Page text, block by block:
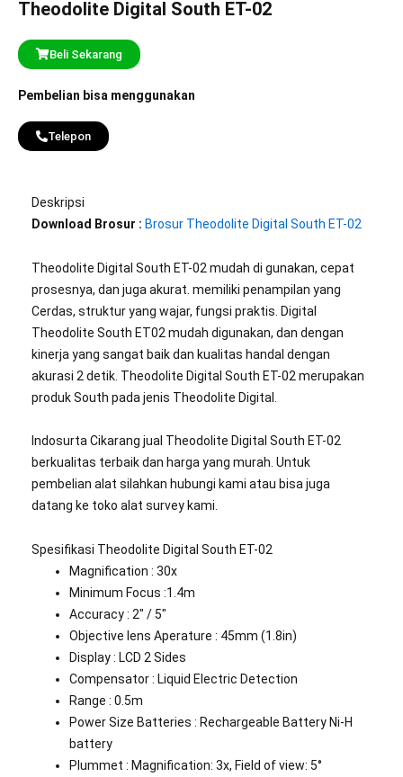
Theodolite Digital South ET-02
Beli Sekarang
Pembelian bisa menggunakan
Telepon
Deskripsi
Download Brosur : Brosur Theodolite Digital South ET-02
Theodolite Digital South ET-02 mudah di gunakan, cepat
prosesnya, dan juga akurat. memiliki penampilan yang
Cerdas, struktur yang wajar, fungsi praktis. Digital
Theodolite South ET02 mudah digunakan, dan dengan
kinerja yang sangat baik dan kualitas handal dengan
akurasi 2 detik. Theodolite Digital South ET-02 merupakan
produk South pada jenis Theodolite Digital.
Indosurta Cikarang jual Theodolite Digital South ET-02
berkualitas terbaik dan harga yang murah. Untuk
pembelian alat silahkan hubungi kami atau bisa juga
datang ke toko alat survey kami.
Spesifikasi Theodolite Digital South ET-02
Magnification : 30x
Minimum Focus :1.4m
Accuracy : 2″ / 5″
Objective lens Aperature : 45mm (1.8in)
Display : LCD 2 Sides
Compensator : Liquid Electric Detection
Range : 0.5m
Power Size Batteries : Rechargeable Battery Ni-H
battery
Plummet : Magnification: 3x, Field of view: 5°